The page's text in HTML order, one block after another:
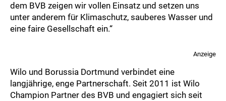
dem BVB zeigen wir vollen Einsatz und setzen uns
unter anderem für Klimaschutz, sauberes Wasser und
eine faire Gesellschaft ein.“
Anzeige
Wilo und Borussia Dortmund verbindet eine
langjährige, enge Partnerschaft. Seit 2011 ist Wilo
Champion Partner des BVB und engagiert sich seit